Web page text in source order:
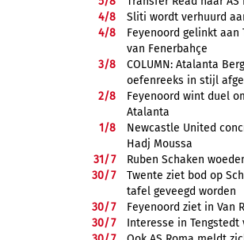
4/8
Sliti wordt verhuurd
4/8
Feyenoord gelinkt
van Fenerbahçe
3/8
COLUMN: Atalanta
oefenreeks in stijl
2/8
Feyenoord wint duel
Atalanta
1/8
Newcastle United
Hadj Moussa
31/7
Ruben Schaken
30/7
Twente ziet bod op
tafel geveegd worden
30/7
Feyenoord ziet in Van
30/7
Interesse in Tengstedt